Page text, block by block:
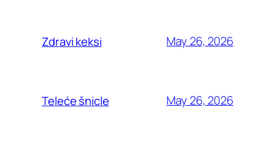
Zdravi keksi May 26, 2026
Teleće šnicle May 26, 2026